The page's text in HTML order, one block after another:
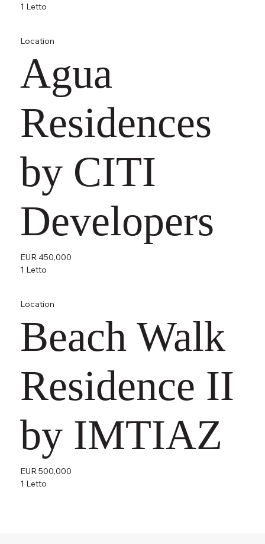
1 Letto
EUR 450,000
Location
Agua
Residences
by CITI
Developers
1 Letto
EUR 500,000
Location
Beach Walk
Residence II
by IMTIAZ
1 Letto